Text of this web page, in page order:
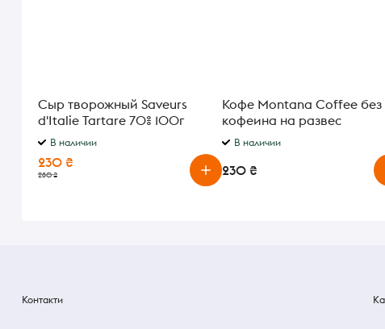
Сыр творожный Saveurs
d'Italie Tartare 70% 100г
В наличии
230 ₴
280 ₴
Кофе Montana Coffee без
кофеина на развес
В наличии
230 ₴
Контакти